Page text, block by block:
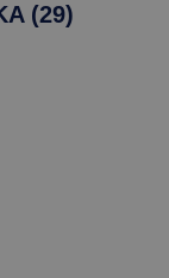
(29)